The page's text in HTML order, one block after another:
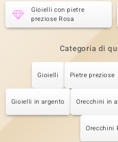
Gioielli con pietre
preziose Rosa
Categoria di
Gioielli Pietre preziose
Gioielli in argento Orecchini in
Orecchini